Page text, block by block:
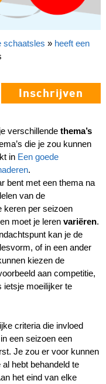
schaatsles » heeft een
Inschrijven
verschillende thema’s
die je zou kunnen
in Een goede
.
bent met een thema na
van de
keren per seizoen
moet je leren variëren.
kan je de
of in een ander
kiezen de
aan competitie,
ietsje moeilijker te
criteria die invloed
een seizoen een
Je zou er voor kunnen
hebt behandeld te
het eind van elke